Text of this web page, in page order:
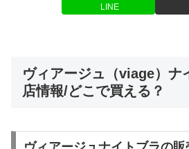
LINE
ヴィアージュ（viage）ナ
店情報/どこで買える？